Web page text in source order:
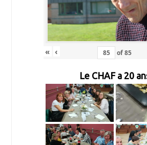
« ‹ of85
Le CHAF a 20